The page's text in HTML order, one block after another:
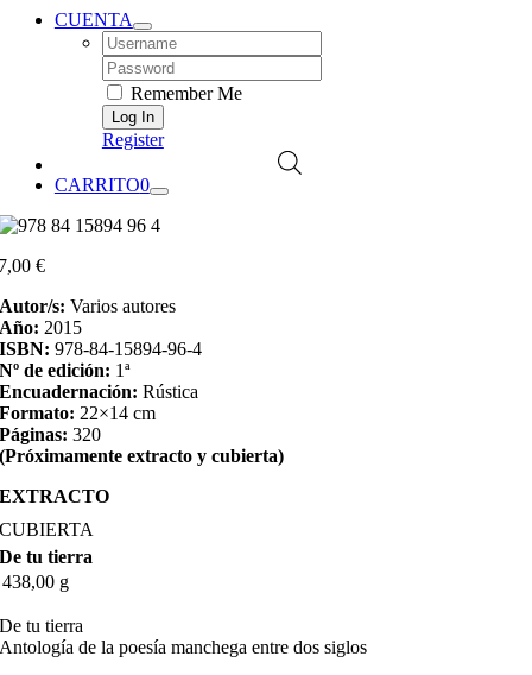
CUENTA
Username:
Password:
Remember Me
Register
CARRITO0
€
Autor/s:Varios autores
Año: 2015
ISBN:978-84-15894-96-4
Nº de edición: 1ª
Encuadernación:Rústica
Formato: 22×14 cm
Páginas:320
(Próximamente extracto y cubierta)
EXTRACTO
CUBIERTA
De tu tierra
438,00 g
De tu tierra
Antología de la poesía manchega entre dos siglos